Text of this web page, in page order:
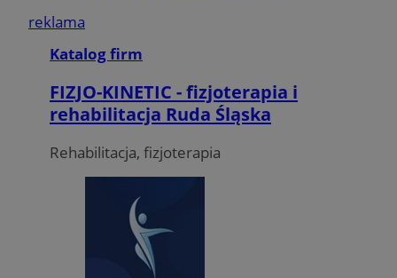
reklama
Katalog firm
FIZJO-KINETIC - fizjoterapia i
rehabilitacja Ruda Śląska
Rehabilitacja, fizjoterapia